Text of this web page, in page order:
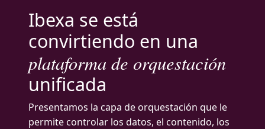
Ibexa se está
convirtiendo en una
plataforma de orquestación
unificada
Presentamos la capa de orquestación que le
permite controlar los datos, el contenido, los